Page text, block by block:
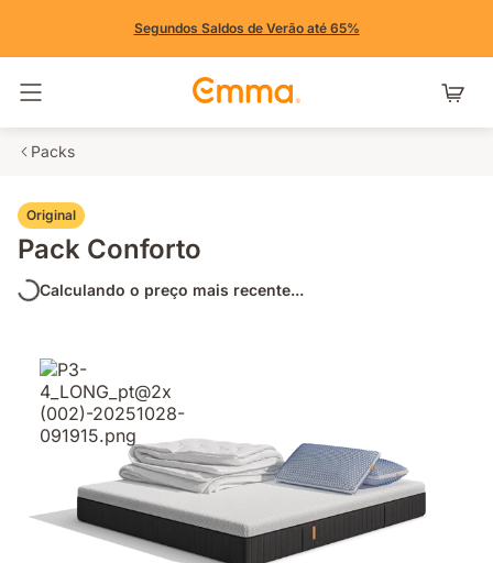
Segundos Saldos de Verão até 65%
Packs
Original
Pack Conforto
Calculando o preço mais recente...